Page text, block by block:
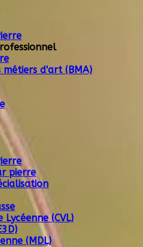
métiers d'art (BMA)
pierre
(CVL)
(MDL)